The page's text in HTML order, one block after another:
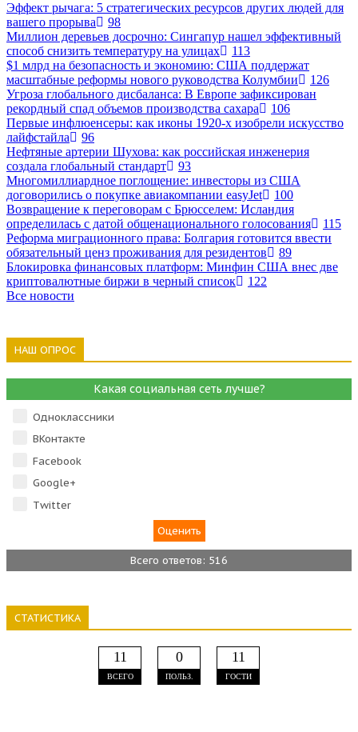
Эффект рычага: 5 стратегических ресурсов других людей для
вашего прорыва
98
Миллион деревьев досрочно: Сингапур нашел эффективный
способ снизить температуру на улицах
113
$1 млрд на безопасность и экономию: США поддержат
масштабные реформы нового руководства Колумбии
126
Угроза глобального дисбаланса: В Европе зафиксирован
рекордный спад объемов производства сахара
106
Первые инфлюенсеры: как иконы 1920-х изобрели искусство
лайфстайла
96
Нефтяные артерии Шухова: как российская инженерия
создала глобальный стандарт
93
Многомиллиардное поглощение: инвесторы из США
договорились о покупке авиакомпании easyJet
100
Возвращение к переговорам с Брюсселем: Исландия
определилась с датой общенационального голосования
115
Реформа миграционного права: Болгария готовится ввести
обязательный ценз проживания для резидентов
89
Блокировка финансовых платформ: Минфин США внес две
криптовалютные биржи в черный список
122
Все новости
НАШ ОПРОС
Какая социальная сеть лучше?
Одноклассники
ВКонтакте
Facebook
Google+
Тwitter
Всего ответов: 516
СТАТИСТИКА
11
ВСЕГО
0
ПОЛЬЗ.
11
ГОСТИ